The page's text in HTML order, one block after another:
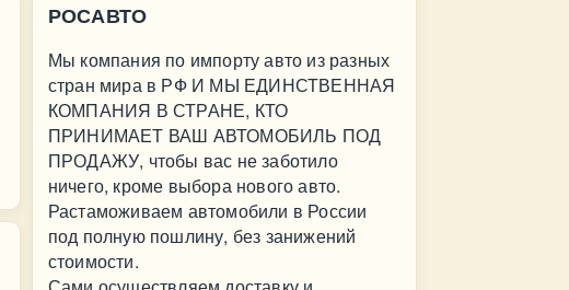
РОСАВТО
Мы компания по импорту авто из разных
стран мира в РФ И МЫ ЕДИНСТВЕННАЯ
КОМПАНИЯ В СТРАНЕ, КТО
ПРИНИМАЕТ ВАШ АВТОМОБИЛЬ ПОД
ПРОДАЖУ, чтобы вас не заботило
ничего, кроме выбора нового авто.
Растаможиваем автомобили в России
под полную пошлину, без занижений
стоимости.